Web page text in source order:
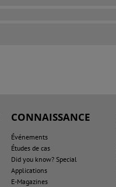
CONNAISSANCE
Événements
Études de cas
Did you know? Special
Applications
E-Magazines